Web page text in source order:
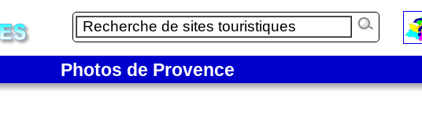
Photos de Provence